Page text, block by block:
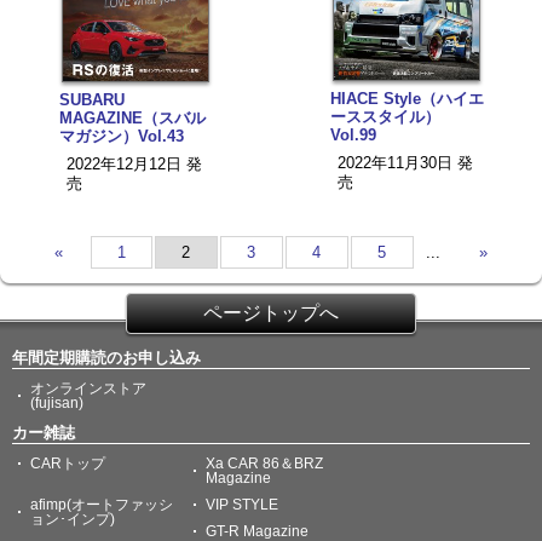
SUBARU
MAGAZINE（スバル
マガジン）Vol.43
2022年12月12日 発
売
HIACE Style（ハイエ
ーススタイル）
Vol.99
2022年11月30日 発
売
« 1 2 3 4 5 ... »
ページトップへ
年間定期購読のお申し込み
オンラインストア
(fujisan)
カー雑誌
CARトップ
Xa CAR 86＆BRZ
Magazine
afimp(オートファッシ
ョン･インプ)
VIP STYLE
GT-R Magazine